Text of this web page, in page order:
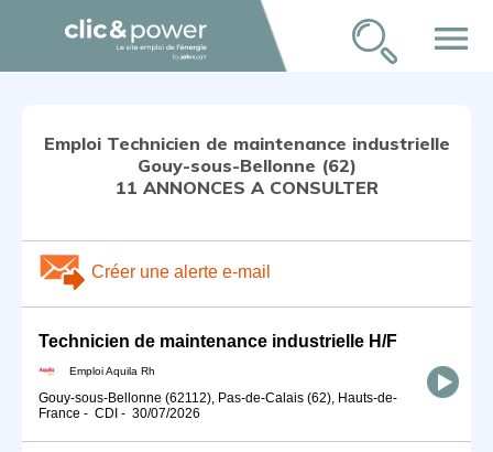
menu
Emploi Technicien de maintenance industrielle
Gouy-sous-Bellonne (62)
11 ANNONCES A CONSULTER
Créer une alerte e-mail
Technicien de maintenance industrielle H/F
Emploi Aquila Rh
Gouy-sous-Bellonne (62112), Pas-de-Calais (62), Hauts-de-
France - CDI - 30/07/2026